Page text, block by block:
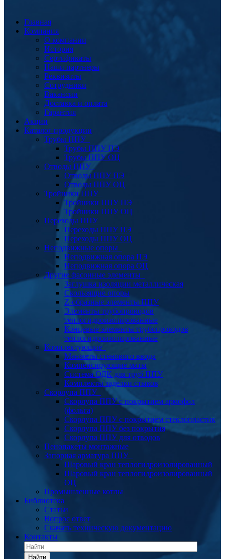
Главная
Компания
О компании
История
Сертификаты
Наши партнеры
Реквизиты
Сотрудники
Вакансии
Доставка и оплата
Гарантия
Акции
Каталог продукции
Трубы ППУ
Трубы ППУ ПЭ
Трубы ППУ ОЦ
Отводы ППУ
Отводы ППУ ПЭ
Отводы ППУ ОЦ
Тройники ППУ
Тройники ППУ ПЭ
Тройники ППУ ОЦ
Переходы ППУ
Переходы ППУ ПЭ
Переходы ППУ ОЦ
Неподвижные опоры
Неподвижная опора ПЭ
Неподвижная опора ОЦ
Другие фасонные элементы
Заглушка изоляции металлическая
Скользящие опоры
Z-образные элементы ППУ
Элементы трубопроводов
теплогидроизолированные
Концевые элементы трубопроводов
теплогидроизолированные
Комплектующие
Манжеты стенового ввода
Компенсирующие маты
Система ОДК для труб ППУ
Комплекты заделки стыков
Скорлупа ППУ
Скорлупа ППУ с покрытием армофол
(фольга)
Скорлупа ППУ с покрытием стеклопластик
Скорлупа ППУ без покрытия
Скорлупа ППУ для отводов
Пенопакеты монтажные
Запорная арматура ППУ
Шаровый кран теплогидроизолированный
Шаровый кран теплогидроизолированный
ОЦ
Промышленные котлы
Библиотека
Статьи
Вопрос ответ
Скачать техническую документацию
Контакты
Найти